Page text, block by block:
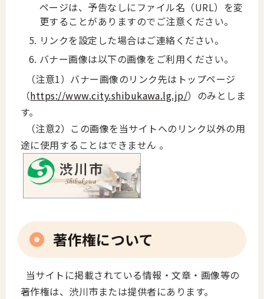
ページは、予告なしにファイル名（URL）を変
更することがありますのでご注意ください。
リンクを設定した場合はご連絡ください。
バナー画像は以下の画像をご利用ください。
（注意1）バナー画像のリンク先はトップページ
（https://www.city.shibukawa.lg.jp/）のみとしま
す。
（注意2）この画像を当サイトへのリンク以外の用
途に使用することはできません 。
著作権について
当サイトに掲載されている情報・文章・画像等の
著作権は、渋川市または提供者にあります。